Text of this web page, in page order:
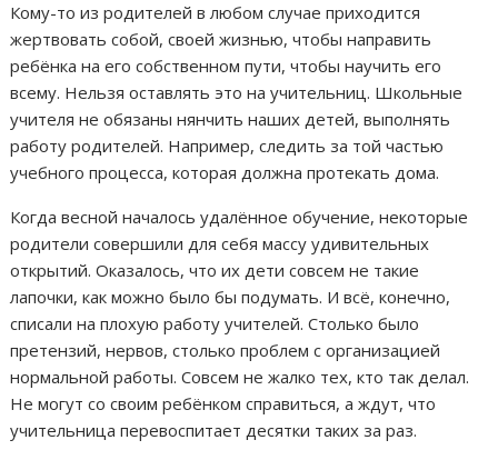
Кому-то из родителей в любом случае приходится
жертвовать собой, своей жизнью, чтобы направить
ребёнка на его собственном пути, чтобы научить его
всему. Нельзя оставлять это на учительниц. Школьные
учителя не обязаны нянчить наших детей, выполнять
работу родителей. Например, следить за той частью
учебного процесса, которая должна протекать дома.
Когда весной началось удалённое обучение, некоторые
родители совершили для себя массу удивительных
открытий. Оказалось, что их дети совсем не такие
лапочки, как можно было бы подумать. И всё, конечно,
списали на плохую работу учителей. Столько было
претензий, нервов, столько проблем с организацией
нормальной работы. Совсем не жалко тех, кто так делал.
Не могут со своим ребёнком справиться, а ждут, что
учительница перевоспитает десятки таких за раз.